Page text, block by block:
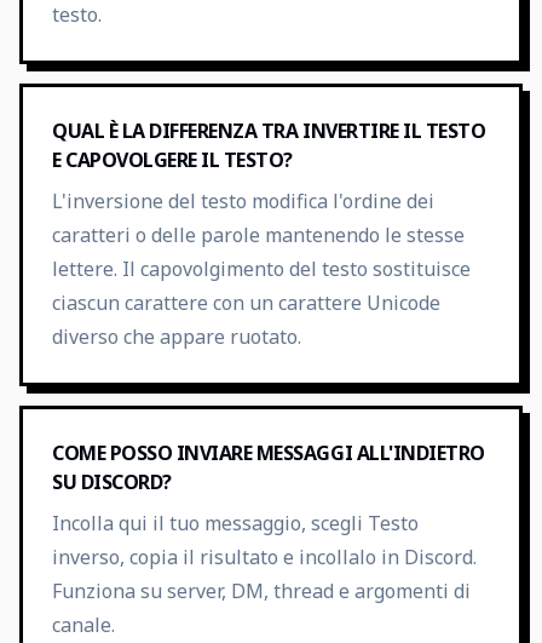
testo.
QUAL È LA DIFFERENZA TRA INVERTIRE IL TESTO
E CAPOVOLGERE IL TESTO?
L'inversione del testo modifica l'ordine dei
caratteri o delle parole mantenendo le stesse
lettere. Il capovolgimento del testo sostituisce
ciascun carattere con un carattere Unicode
diverso che appare ruotato.
COME POSSO INVIARE MESSAGGI ALL'INDIETRO
SU DISCORD?
Incolla qui il tuo messaggio, scegli Testo
inverso, copia il risultato e incollalo in Discord.
Funziona su server, DM, thread e argomenti di
canale.